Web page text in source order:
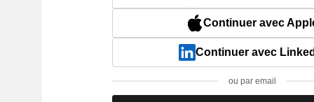
Continuer avec
Continuer avec
ou par email